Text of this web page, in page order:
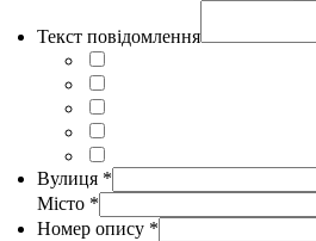
Текст повідомлення
Вулиця *
Місто *
Номер опису *